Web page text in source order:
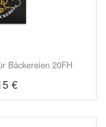
Bäckereien 20FH
€